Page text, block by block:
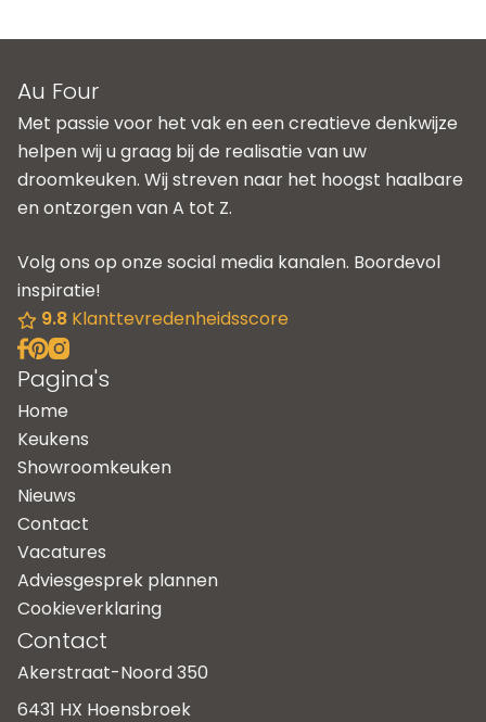
Au Four
Met passie voor het vak en een creatieve denkwijze
helpen wij u graag bij de realisatie van uw
droomkeuken. Wij streven naar het hoogst haalbare
en ontzorgen van A tot Z.
Volg ons op onze social media kanalen. Boordevol
inspiratie!
9.8 Klanttevredenheidsscore
Pagina's
Home
Keukens
Showroomkeuken
Nieuws
Contact
Vacatures
Adviesgesprek plannen
Cookieverklaring
Contact
Akerstraat-Noord 350
6431 HX Hoensbroek